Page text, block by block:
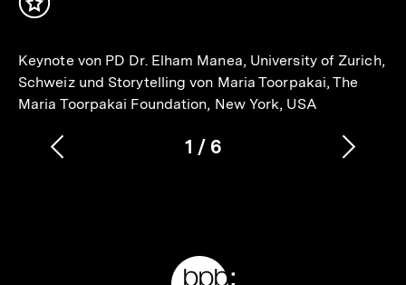
Inhalt
Keynote von PD Dr. Elham Manea, University of Zurich,
Schweiz und Storytelling von Maria Toorpakai, The
Maria Toorpakai Foundation, New York, USA
Karussellinhalt
1
von
/ 6
Vorherigen